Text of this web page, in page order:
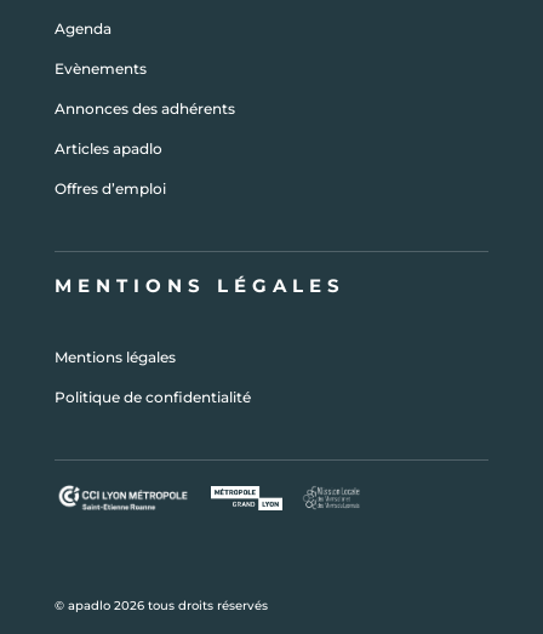
Agenda
Evènements
Annonces des adhérents
Articles apadlo
Offres d’emploi
MENTIONS LÉGALES
Mentions légales
Politique de confidentialité
© apadlo 2026 tous droits réservés